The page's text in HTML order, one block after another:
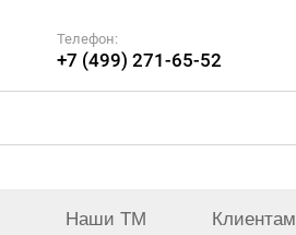
Телефон:
+7 (499) 271-65-52
Наши ТМ Клиентам